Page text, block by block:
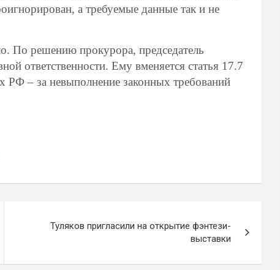
а требуемые данные так и не
По решению прокурора, председатель
ответственности. Ему вменяется статья 17.7
РФ – за невыполнение законных требований
Туляков пригласили на открытие фэнтези-
выставки